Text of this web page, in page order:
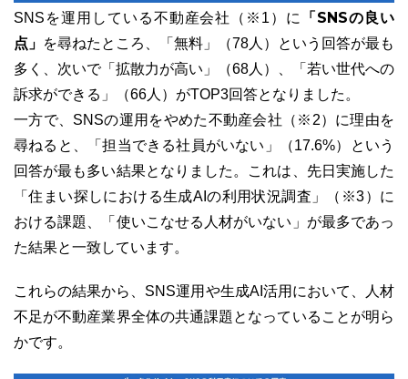
SNSを運用している不動産会社（※1）に
「SNSの良い
点」 を尋ねたところ、「無料」（78人）という回答が最も
多く、次いで「拡散力が高い」（68人）、「若い世代への
訴求ができる」（66人）がTOP3回答となりました。
一方で、SNSの運用をやめた不動産会社（※2）に理由を
尋ねると、「担当できる社員がいない」（17.6%）という
回答が最も多い結果となりました。これは、先日実施した
「住まい探しにおける生成AIの利用状況調査」（※3）に
おける課題、「使いこなせる人材がいない」が最多であっ
た結果と一致しています。
これらの結果から、SNS運用や生成AI活用において、人材
不足が不動産業界全体の共通課題となっていることが明ら
かです。